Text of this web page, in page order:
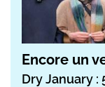
Encore un
Dry January :